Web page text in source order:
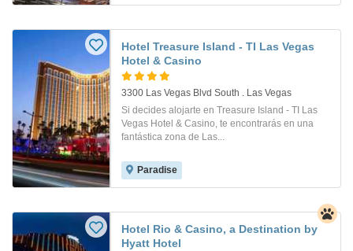
Hotel Treasure Island - TI Las Vegas
Hotel & Casino
3300 Las Vegas Blvd South . Las Vegas
Si decides alojarte en Treasure Island - TI Las
Vegas Hotel & Casino, te encontrarás en una
fantástica zona de Las...
Paradise
Hotel Rio & Casino, a Destination by
Hyatt Hotel